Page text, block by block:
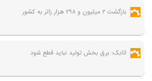
بازگشت ۲ میلیون و ۲۹۸ هزار زائر به کشور
اتابک: برق بخش تولید نباید قطع شود